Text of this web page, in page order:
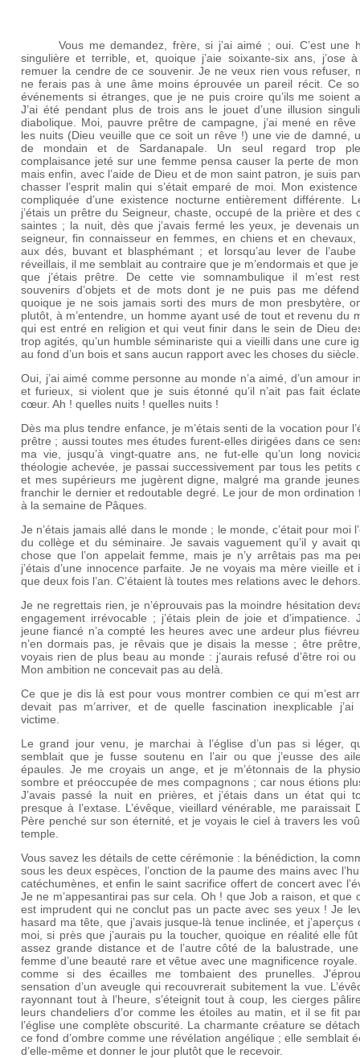
Vous me demandez, frère, si j’ai aimé ; oui. C’est une
singulière et terrible, et, quoique j’aie soixante-six ans, j’ose
remuer la cendre de ce souvenir. Je ne veux rien vous refuser,
ne ferais pas à une âme moins éprouvée un pareil récit. Ce
événements si étranges, que je ne puis croire qu’ils me soient
J’ai été pendant plus de trois ans le jouet d’une illusion
diabolique. Moi, pauvre prêtre de campagne, j’ai mené en rêve
les nuits (Dieu veuille que ce soit un rêve !) une vie de damné,
de mondain et de Sardanapale. Un seul regard trop
complaisance jeté sur une femme pensa causer la perte de
mais enfin, avec l’aide de Dieu et de mon saint patron, je suis
chasser l’esprit malin qui s’était emparé de moi. Mon existence
compliquée d’une existence nocturne entièrement différente.
j’étais un prêtre du Seigneur, chaste, occupé de la prière et des
saintes ; la nuit, dès que j’avais fermé les yeux, je devenais
seigneur, fin connaisseur en femmes, en chiens et en chevaux,
aux dés, buvant et blasphémant ; et lorsqu’au lever de
réveillais, il me semblait au contraire que je m’endormais et que
que j’étais prêtre. De cette vie somnambulique il m’est
souvenirs d’objets et de mots dont je ne puis pas me
quoique je ne sois jamais sorti des murs de mon presbytère,
plutôt, à m’entendre, un homme ayant usé de tout et revenu du
qui est entré en religion et qui veut finir dans le sein de Dieu
trop agités, qu’un humble séminariste qui a vieilli dans une cure
au fond d’un bois et sans aucun rapport avec les choses du siècle.
Oui, j’ai aimé comme personne au monde n’a aimé, d’un amour
et furieux, si violent que je suis étonné qu’il n’ait pas fait
cœur. Ah ! quelles nuits ! quelles nuits !
Dès ma plus tendre enfance, je m’étais senti de la vocation pour
prêtre ; aussi toutes mes études furent-elles dirigées dans ce
ma vie, jusqu’à vingt-quatre ans, ne fut-elle qu’un long
théologie achevée, je passai successivement par tous les petits
et mes supérieurs me jugèrent digne, malgré ma grande
franchir le dernier et redoutable degré. Le jour de mon ordination
à la semaine de Pâques.
Je n’étais jamais allé dans le monde ; le monde, c’était pour moi
du collège et du séminaire. Je savais vaguement qu’il y avait
chose que l’on appelait femme, mais je n’y arrêtais pas ma
j’étais d’une innocence parfaite. Je ne voyais ma mère vieille et
que deux fois l’an. C’étaient là toutes mes relations avec le dehors.
Je ne regrettais rien, je n’éprouvais pas la moindre hésitation
engagement irrévocable ; j’étais plein de joie et d’impatience.
jeune fiancé n’a compté les heures avec une ardeur plus
n’en dormais pas, je rêvais que je disais la messe ; être
voyais rien de plus beau au monde : j’aurais refusé d’être roi ou
Mon ambition ne concevait pas au delà.
Ce que je dis là est pour vous montrer combien ce qui m’est
devait pas m’arriver, et de quelle fascination inexplicable
victime.
Le grand jour venu, je marchai à l’église d’un pas si léger,
semblait que je fusse soutenu en l’air ou que j’eusse des
épaules. Je me croyais un ange, et je m’étonnais de la
sombre et préoccupée de mes compagnons ; car nous étions
J’avais passé la nuit en prières, et j’étais dans un état qui
presque à l’extase. L’évêque, vieillard vénérable, me paraissait
Père penché sur son éternité, et je voyais le ciel à travers les
temple.
Vous savez les détails de cette cérémonie : la bénédiction, la
sous les deux espèces, l’onction de la paume des mains avec
catéchumènes, et enfin le saint sacrifice offert de concert avec
Je ne m’appesantirai pas sur cela. Oh ! que Job a raison, et que
est imprudent qui ne conclut pas un pacte avec ses yeux ! Je
hasard ma tête, que j’avais jusque-là tenue inclinée, et j’aperçus
moi, si près que j’aurais pu la toucher, quoique en réalité elle
assez grande distance et de l’autre côté de la balustrade,
femme d’une beauté rare et vêtue avec une magnificence
comme si des écailles me tombaient des prunelles.
sensation d’un aveugle qui recouvrerait subitement la vue.
rayonnant tout à l’heure, s’éteignit tout à coup, les cierges
leurs chandeliers d’or comme les étoiles au matin, et il se fit
l’église une complète obscurité. La charmante créature se
ce fond d’ombre comme une révélation angélique ; elle semblait
d’elle-même et donner le jour plutôt que le recevoir.